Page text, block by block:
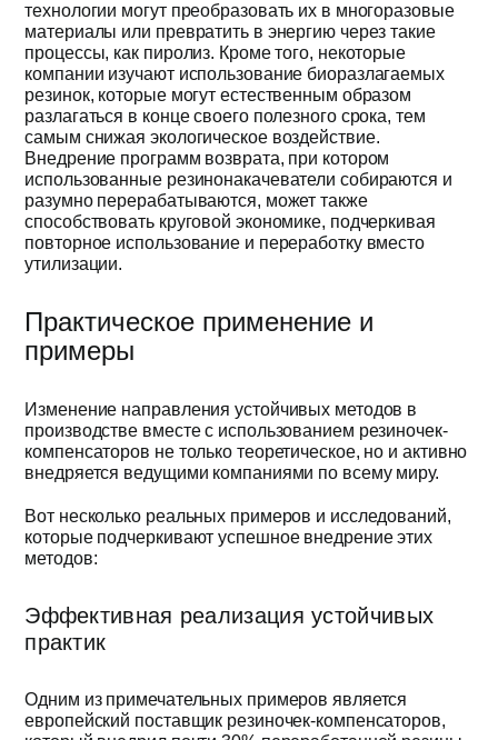
технологии могут преобразовать их в многоразовые
материалы или превратить в энергию через такие
процессы, как пиролиз. Кроме того, некоторые
компании изучают использование биоразлагаемых
резинок, которые могут естественным образом
разлагаться в конце своего полезного срока, тем
самым снижая экологическое воздействие.
Внедрение программ возврата, при котором
использованные резинонакачеватели собираются и
разумно перерабатываются, может также
способствовать круговой экономике, подчеркивая
повторное использование и переработку вместо
утилизации.
Практическое применение и
примеры
Изменение направления устойчивых методов в
производстве вместе с использованием резиночек-
компенсаторов не только теоретическое, но и активно
внедряется ведущими компаниями по всему миру.
Вот несколько реальных примеров и исследований,
которые подчеркивают успешное внедрение этих
методов:
Эффективная реализация устойчивых
практик
Одним из примечательных примеров является
европейский поставщик резиночек-компенсаторов,